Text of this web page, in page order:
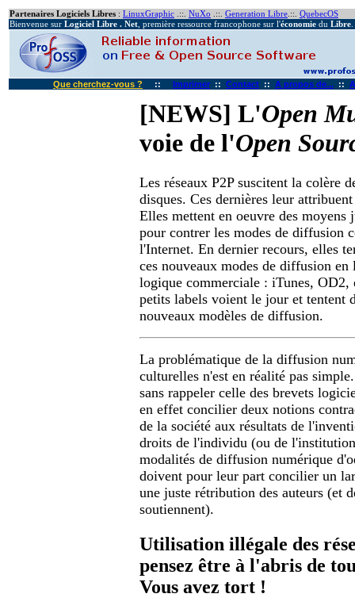
Partenaires Logiciels Libres : LinuxGraphic .::. NuXo .::. Generation Libre .::. QuebecOS
Bienvenue sur Logiciel Libre . Net , première ressource francophone sur l'économie du Libre
Que cherchez-vous ? :: Imprimer :: Contact :: A propos de... ::
[NEWS] L'Open
voie de l'Open
Les réseaux P2P suscitent la colère
disques. Ces dernières leur
Elles mettent en oeuvre des moyens
pour contrer les modes de diffusion
l'Internet. En dernier recours, elles
ces nouveaux modes de diffusion en
logique commerciale : iTunes, OD2,
petits labels voient le jour et tentent
nouveaux modèles de diffusion.
La problématique de la diffusion
culturelles n'est en réalité pas
sans rappeler celle des brevets
en effet concilier deux notions
de la société aux résultats de
droits de l'individu (ou de
modalités de diffusion numérique
doivent pour leur part concilier un
une juste rétribution des auteurs (et
soutiennent).
Utilisation illégale des
pensez être à l'abris de
Vous avez tort !